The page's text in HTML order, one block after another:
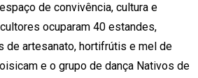
de convivência, cultura e
ocuparam 40 estandes,
de artesanato, hortifrútis e mel de
e o grupo de dança Nativos de